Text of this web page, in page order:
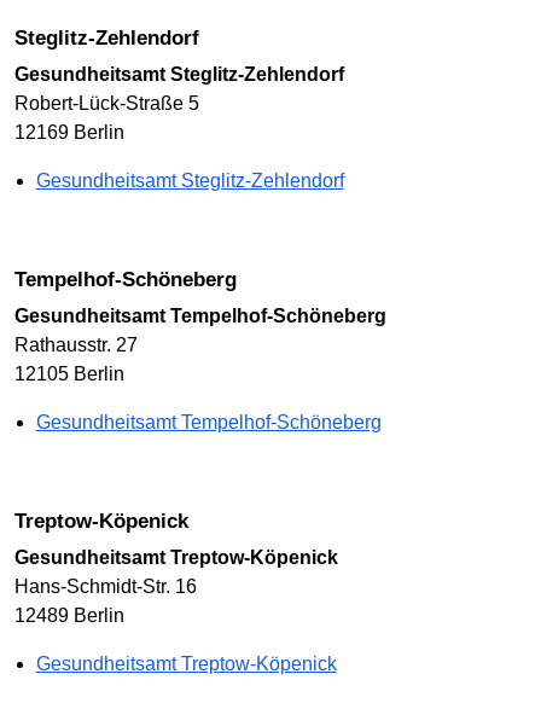
Steglitz-Zehlendorf
Gesundheitsamt Steglitz-Zehlendorf
Robert-Lück-Straße 5
12169 Berlin
Gesundheitsamt Steglitz-Zehlendorf
Tempelhof-Schöneberg
Gesundheitsamt Tempelhof-Schöneberg
Rathausstr. 27
12105 Berlin
Gesundheitsamt Tempelhof-Schöneberg
Treptow-Köpenick
Gesundheitsamt Treptow-Köpenick
Hans-Schmidt-Str. 16
12489 Berlin
Gesundheitsamt Treptow-Köpenick